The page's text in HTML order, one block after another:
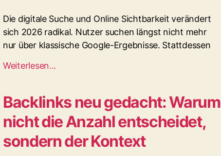
Die digitale Suche und Online Sichtbarkeit verändert
sich 2026 radikal. Nutzer suchen längst nicht mehr
nur über klassische Google-Ergebnisse. Stattdessen
Weiterlesen...
Backlinks neu gedacht: Warum
nicht die Anzahl entscheidet,
sondern der Kontext